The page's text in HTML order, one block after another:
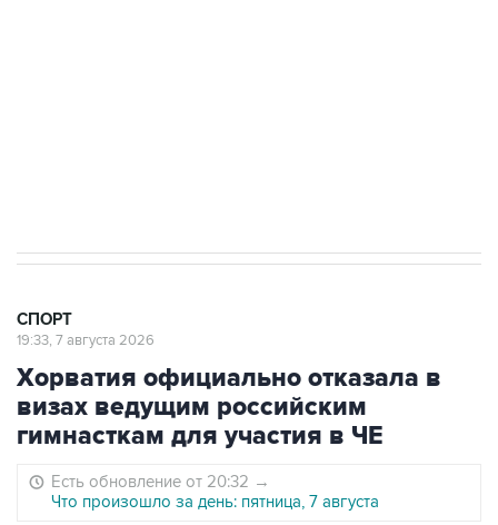
СПОРТ
19:33, 7 августа 2026
Хорватия официально отказала в
визах ведущим российским
гимнасткам для участия в ЧЕ
Есть обновление от 20:32 →
Что произошло за день: пятница, 7 августа